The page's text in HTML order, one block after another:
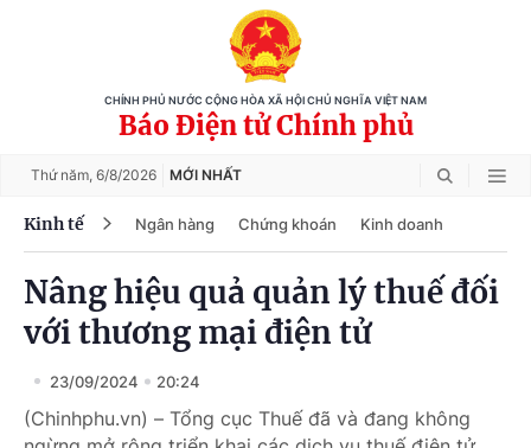
CHÍNH PHỦ NƯỚC CỘNG HÒA XÃ HỘI CHỦ NGHĨA VIỆT NAM
Báo Điện tử Chính phủ
Thứ năm, 6/8/2026 MỚI NHẤT
Kinh tế Ngân hàng Chứng khoán Kinh doanh
Nâng hiệu quả quản lý thuế đối
với thương mại điện tử
23/09/2024 20:24
(Chinhphu.vn) – Tổng cục Thuế đã và đang không